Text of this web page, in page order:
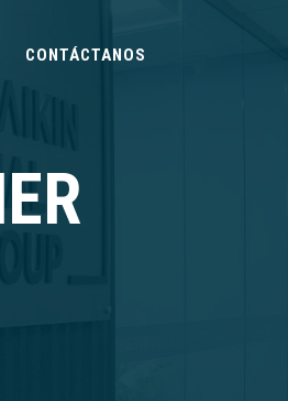
CONTÁCTANOS